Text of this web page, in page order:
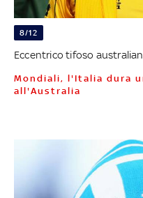
8/12
Eccentrico tifoso
Mondiali, l'Italia dura un tempo. Poi cede
all'Australia